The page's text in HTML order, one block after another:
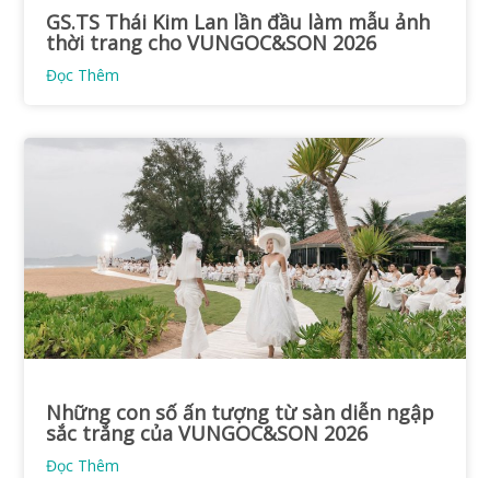
GS.TS Thái Kim Lan lần đầu làm mẫu ảnh
thời trang cho VUNGOC&SON 2026
Đọc Thêm
Những con số ấn tượng từ sàn diễn ngập
sắc trắng của VUNGOC&SON 2026
Đọc Thêm